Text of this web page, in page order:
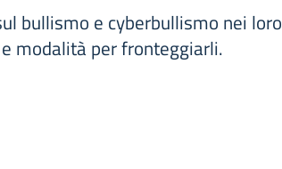
bullismo e cyberbullismo nei loro
modalità per fronteggiarli.